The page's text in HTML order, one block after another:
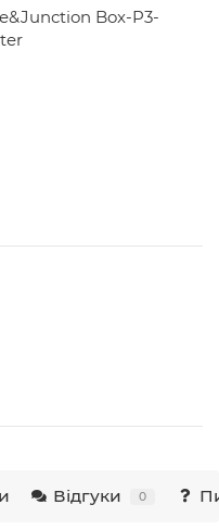
Box-P3-
Відгуки 0